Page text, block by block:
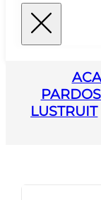
LUSTRUIT